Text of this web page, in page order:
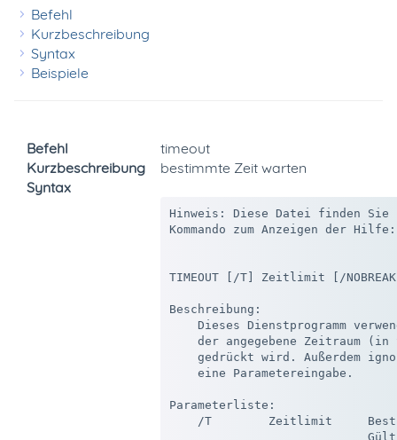
Befehl
Kurzbeschreibung
Syntax
Beispiele
Befehl
timeout
Kurzbeschreibung
bestimmte Zeit warten
Syntax
Hinweis: Diese Datei finden Sie
Kommando zum Anzeigen der
TIMEOUT [/T] Zeitlimit [/
Beschreibung:
Dieses Dienstprogramm
der angegebene Zeitraum
gedrückt wird. Außerdem
    eine Parametereingabe.
Parameterliste:
/T        Zeitlimit